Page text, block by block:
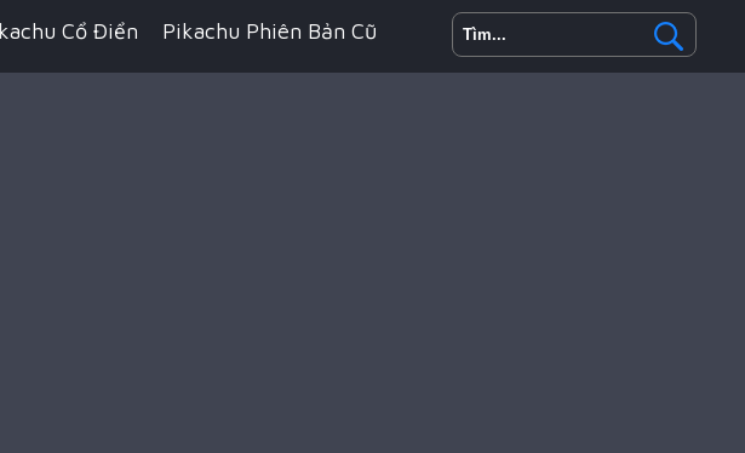
Cổ Điển Pikachu Phiên Bản Cũ